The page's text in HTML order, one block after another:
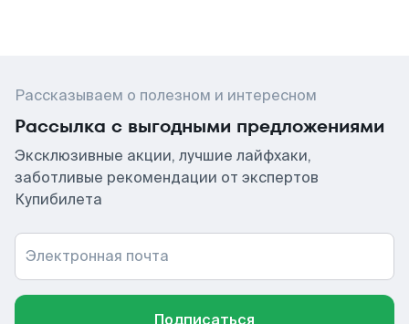
Рассказываем о полезном и интересном
Рассылка с выгодными предложениями
Эксклюзивные акции, лучшие лайфхаки,
заботливые рекомендации от экспертов
Купибилета
Электронная почта
Подписаться